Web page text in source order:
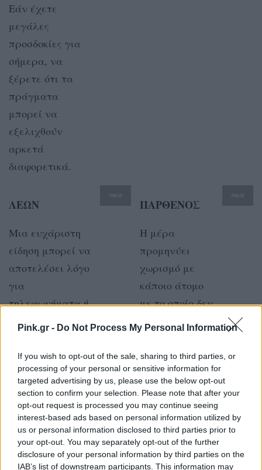
Pink.gr - Do Not Process My Personal Information
If you wish to opt-out of the sale, sharing to third parties, or
processing of your personal or sensitive information for
targeted advertising by us, please use the below opt-out
section to confirm your selection. Please note that after your
opt-out request is processed you may continue seeing
interest-based ads based on personal information utilized by
us or personal information disclosed to third parties prior to
your opt-out. You may separately opt-out of the further
disclosure of your personal information by third parties on the
IAB’s list of downstream participants. This information may
Εάν έχετε
μεγάλες
προσδοκίες για
σήμερα, να
ξέρετε ότι τα
πράγματα
μπορεί να
εξελιχθούν
αρκετά
διαφορετικά.
ΛΕΩΝ
Μια ευχάριστη
είδηση μπορεί να
αποτελέσει λόγο
για
τηλεφωνήματα ή
ΠΑΡΘΕΝΟΣ
Η μέρα
προμηνύει
χωρισμό με
κάποιο άτομο
με το οποίο δεν
ΖΥΓΟΣ
Σήμερα,
φροντίστε για
την υγεία σας
γιατί η κούραση
ΣΚΟΡΠΙΟΣ
Θα έχετε μια
καινούργια
ιδέα που θα
ανυπομονείτε